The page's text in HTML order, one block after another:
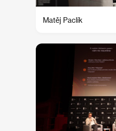
Matěj Paclík